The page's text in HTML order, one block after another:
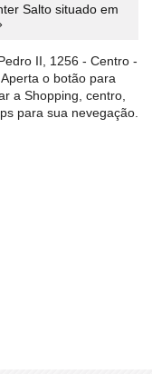
Salto situado em
II, 1256 - Centro -
o botão para
a Shopping, centro,
para sua nevegação.